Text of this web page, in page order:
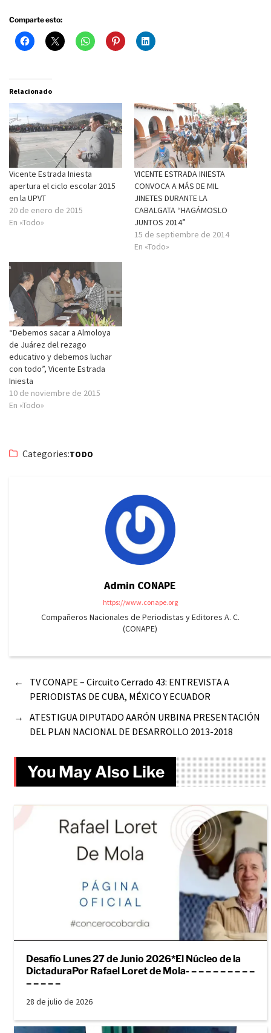
Comparte esto:
Relacionado
Vicente Estrada Iniesta
apertura el ciclo escolar 2015
en la UPVT
20 de enero de 2015
En «Todo»
VICENTE ESTRADA INIESTA
CONVOCA A MÁS DE MIL
JINETES DURANTE LA
CABALGATA “HAGÁMOSLO
JUNTOS 2014”
15 de septiembre de 2014
En «Todo»
“Debemos sacar a Almoloya
de Juárez del rezago
educativo y debemos luchar
con todo”, Vicente Estrada
Iniesta
10 de noviembre de 2015
En «Todo»
Categories:TODO
Admin CONAPE
https://www.conape.org
Compañeros Nacionales de Periodistas y Editores A. C.
(CONAPE)
←
TV CONAPE – Circuito Cerrado 43: ENTREVISTA A
PERIODISTAS DE CUBA, MÉXICO Y ECUADOR
→
ATESTIGUA DIPUTADO AARÓN URBINA PRESENTACIÓN
DEL PLAN NACIONAL DE DESARROLLO 2013-2018
You May Also Like
Desafío Lunes 27 de Junio 2026*El Núcleo de la
DictaduraPor Rafael Loret de Mola- – – – – – – – – –
– – – – –
28 de julio de 2026